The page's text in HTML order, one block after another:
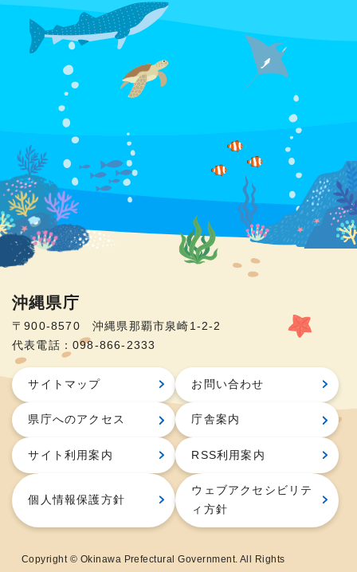
沖縄県庁
〒900-8570 沖縄県那覇市泉崎1-2-2
代表電話：098-866-2333
サイトマップ お問い合わせ
県庁へのアクセス 庁舎案内
サイト利用案内 RSS利用案内
個人情報保護方針
ウェブアクセシビリテ
ィ方針
Copyright © Okinawa Prefectural Government. All Rights